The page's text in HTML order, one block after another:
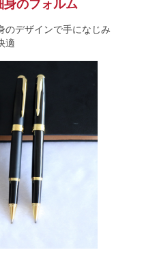
身のフォルム
のデザインで手になじみ
適